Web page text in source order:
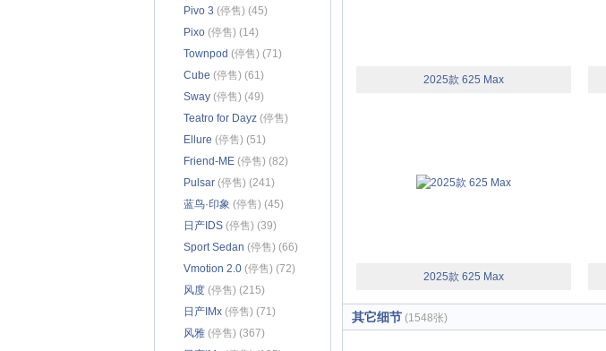
Pivo 3 (停售) (45)
Pixo (停售) (14)
Townpod (停售) (71)
Cube (停售) (61)
Sway (停售) (49)
Teatro for Dayz (停售)
(34)
Ellure (停售) (51)
Friend-ME (停售) (82)
Pulsar (停售) (241)
蓝鸟·印象 (停售) (45)
日产IDS (停售) (39)
Sport Sedan (停售) (66)
Vmotion 2.0 (停售) (72)
风度 (停售) (215)
日产IMx (停售) (71)
风雅 (停售) (367)
2025款 625 Max
2025款 625 Max
其它细节 (1548张)